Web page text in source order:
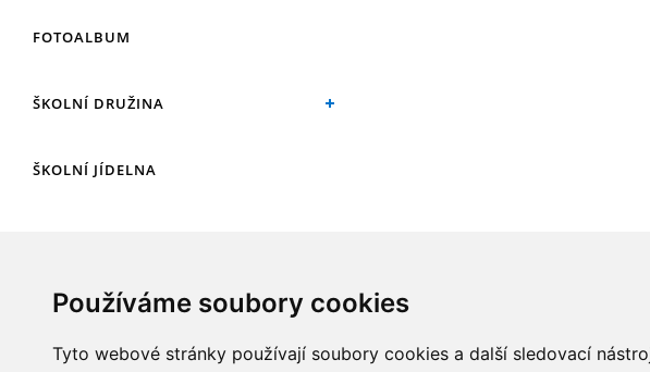
Používáme soubory cookies
Tyto webové stránky používají soubory cookies a další sledovací
FOTOALBUM
ŠKOLNÍ DRUŽINA
ŠKOLNÍ JÍDELNA
KROUŽKY